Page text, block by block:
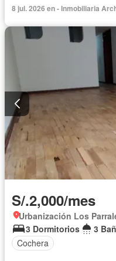
8 jul. 2026 en - Inmobiliaria
S/.2,000/mes
Urbanización Los
3 Dormitorios
3
Cochera